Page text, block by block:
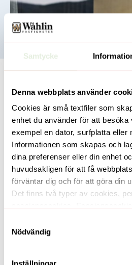
Samtycke
Denna webbplats använder
Cookies är små textfiler som
enhet du använder för att besöka
exempel en dator, surfplatta eller
Informationen som skapas och
dina preferenser eller din enhet
huvudsakligen för att få
förväntar dig och för att göra din
Det finns två typer av cookies,
när du stänger din webbläsare.
lagras som en fil på datorn
besökare, eller servern som
Nödvändig
Inställningar
inrymmer också en mängd
och förråd.
Läs mer